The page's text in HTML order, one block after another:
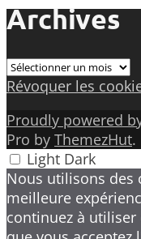
Archives
Archives
Révoquer les
Proudly powered
Pro by ThemezHut.
Light Dark
Nous utilisons des
meilleure
continuez à